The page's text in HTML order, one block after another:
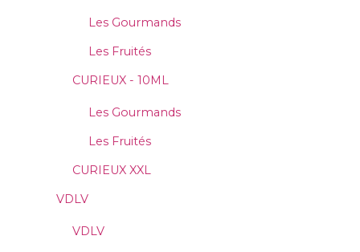
Les Gourmands
Les Fruités
CURIEUX - 10ML
Les Gourmands
Les Fruités
CURIEUX XXL
VDLV
VDLV